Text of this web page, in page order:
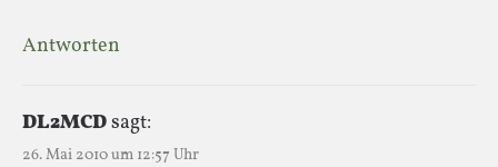
Antworten
DL2MCDsagt:
26. Mai 2010 um 12:57 Uhr